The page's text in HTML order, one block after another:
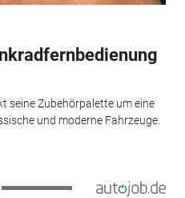
seine Zubehörpalette um eine
und moderne Fahrzeuge.